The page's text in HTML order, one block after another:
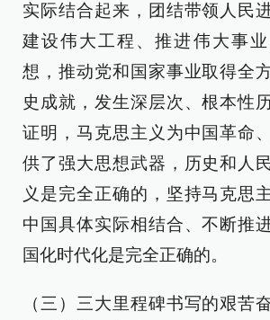
实际结合起来，团结带领人民
建设伟大工程、推进伟大事
想，推动党和国家事业取得全
史成就，发生深层次、根本性
证明，马克思主义为中国革命
供了强大思想武器，历史和人
义是完全正确的，坚持马克思
中国具体实际相结合、不断推
国化时代化是完全正确的。
（三）三大里程碑书写的艰苦